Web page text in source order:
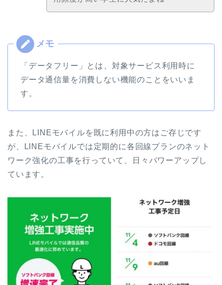
「データフリー」とは、対象サービス利用時に
データ通信量を消費しない機能のことをいいま
す。
また、LINEモバイルを既に利用中の方はご存じです
が、LINEモバイルでは定期的に各回線プランのネット
ワーク強化の工事を行っていて、日々パワーアップし
ています。